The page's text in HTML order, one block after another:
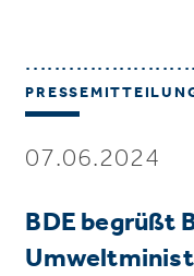
07.06.2024
BDE begrüßt